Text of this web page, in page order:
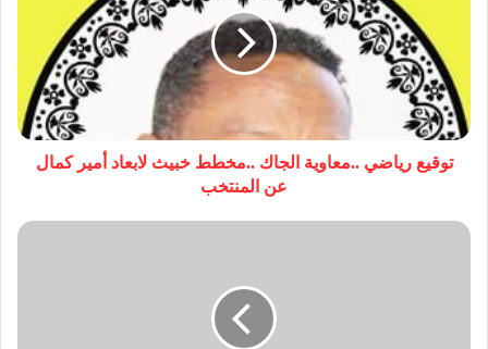
توقيع رياضي ..معاوية الجاك ..مخطط خبيث لابعاد أمير كمال
عن المنتخب